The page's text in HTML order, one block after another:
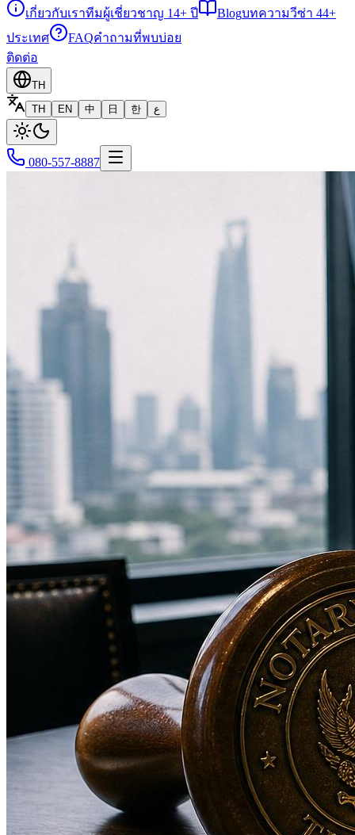
เกี่ยวกับเราทีมผู้เชี่ยวชาญ 14+ ปี Blogบทความวีซ่า 44+
ประเทศ
FAQคำถามที่พบบ่อย
ติดต่อ
TH
TH
EN 中 日 한 ع
080-557-8887